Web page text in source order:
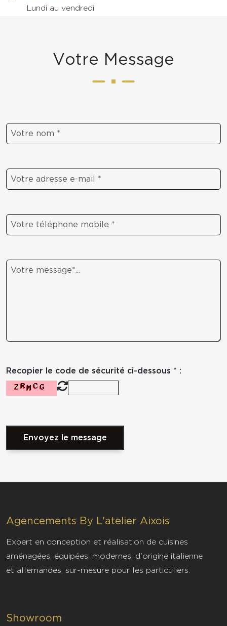
Lundi au vendredi
Votre Message
Recopier le code de sécurité ci-dessous * :
Envoyez le message
Vous souhaitez plus d'informations
sur Agencements By L'atelier
Aixois
Fabrication sur mesure de meubles, amenagements
Agencements By L'atelier Aixois
Expert en conception et réalisation de cuisines
aménagées, équipées, modernes, d'origine italienne
et allemandes, sur-mesure pour les particuliers.
Showroom